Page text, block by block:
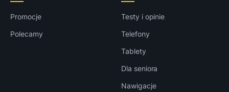
Promocje
Polecamy
Testy i opinie
Telefony
Tablety
Dla seniora
Nawigacje